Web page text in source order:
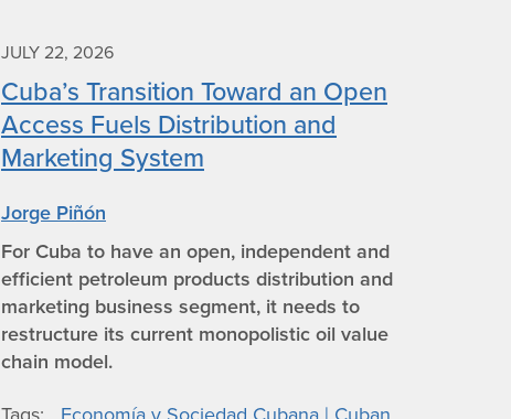
JULY 22, 2026
Cuba’s Transition Toward an Open
Access Fuels Distribution and
Marketing System
Jorge Piñón
For Cuba to have an open, independent and
efficient petroleum products distribution and
marketing business segment, it needs to
restructure its current monopolistic oil value
chain model.